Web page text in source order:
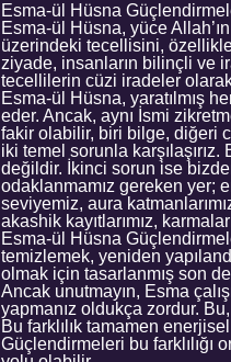
Esma-ül Hüsna
Esma-ül Hüsna, yüce
üzerindeki tecellisini,
ziyade, insanların bilinçli ve
tecellilerin cüzi iradeler
Esma-ül Hüsna, yaratılmış
eder. Ancak, aynı İsmi
fakir olabilir, biri bilge, diğeri
iki temel sorunla
değildir. İkinci sorun ise
odaklanmamız gereken yer;
seviyemiz, aura
akashik kayıtlarımız,
Esma-ül Hüsna
temizlemek, yeniden
olmak için tasarlanmış son
Ancak unutmayın, Esma
yapmanız oldukça zordur.
Bu farklılık tamamen
Güçlendirmeleri bu farklılığı